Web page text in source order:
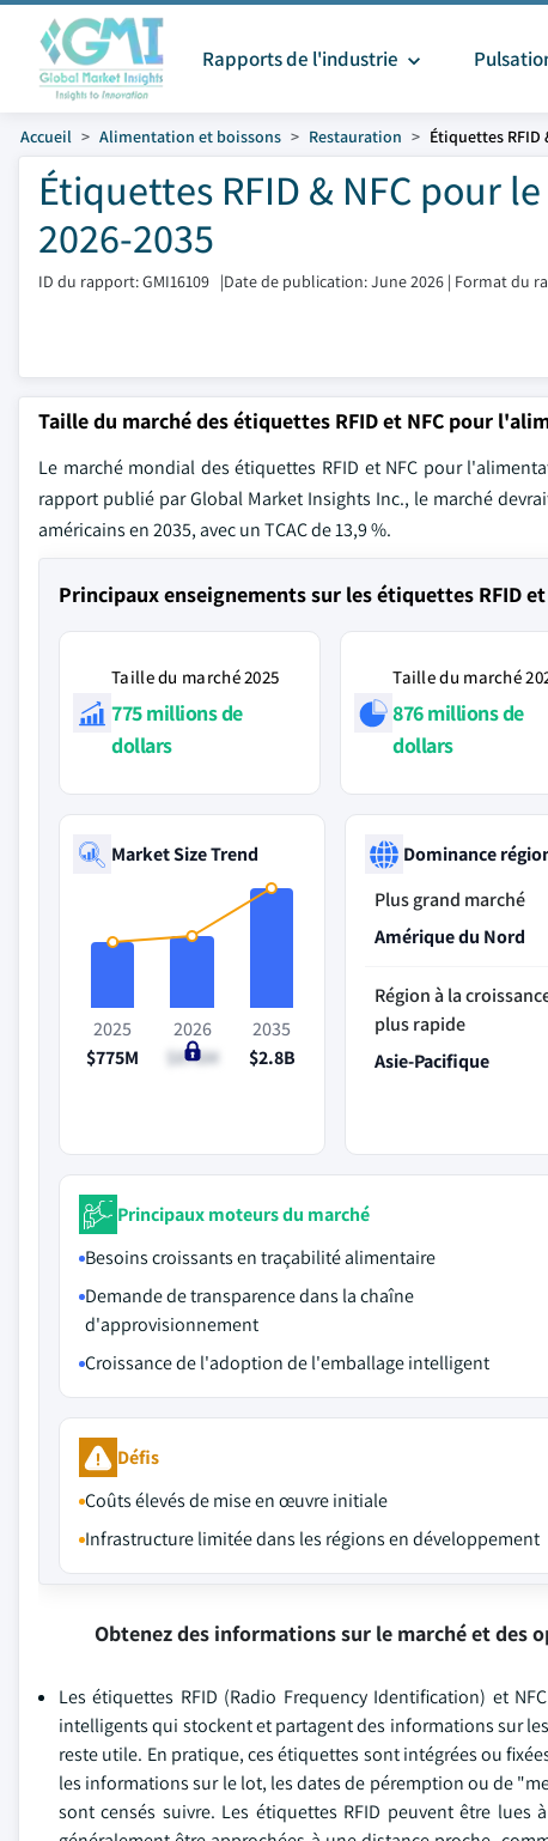
Rapports de l'industrie
Accueil Alimentation et boissons Restauration Étiquettes
Étiquettes RFID & NFC pour
2026-2035
ID du rapport: GMI16109 |Date de publication: June 2026 | Format du
Taille du marché des étiquettes RFID et NFC pour
Le marché mondial des étiquettes RFID et NFC pour
rapport publié par Global Market Insights Inc., le marché
américains en 2035, avec un TCAC de 13,9 %.
Principaux enseignements sur les étiquettes RFID
Taille du marché 2025
775 millions de
dollars
Taille du marché
876 millions de
dollars
Market Size Trend
2025
$775M
2026
$876M
2035
$2.8B
Dominance
Plus grand marché
Amérique du Nord
Région à la
plus rapide
Asie-Pacifique
Principaux moteurs du marché
Besoins croissants en traçabilité alimentaire
Demande de transparence dans la chaîne
d'approvisionnement
Croissance de l'adoption de l'emballage intelligent
Défis
Coûts élevés de mise en œuvre initiale
Infrastructure limitée dans les régions en développement
Obtenez des informations sur le marché et des
Les étiquettes RFID (Radio Frequency Identification) et
intelligents qui stockent et partagent des informations sur
reste utile. En pratique, ces étiquettes sont intégrées ou
les informations sur le lot, les dates de péremption ou de
sont censés suivre. Les étiquettes RFID peuvent être